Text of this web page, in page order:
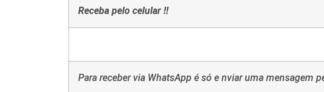
Receba pelo celular !!
Para receber via WhatsApp é só e nviar uma mensagem